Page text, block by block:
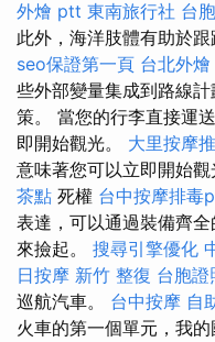
外燴 ptt 東南旅行社 台
此外，海洋肢體有助於跟
seo保證第一頁 台北外燴
些外部變量集成到路線
策。 當您的行李直接運
即開始觀光。 大里按摩
意味著您可以立即開始觀
茶點 死權 台中按摩排毒
表達，可以通過裝備齊
來撿起。 搜尋引擎優化
日按摩 新竹 整復 台胞證
巡航汽車。 台中按摩 自
火車的第一個單元，我